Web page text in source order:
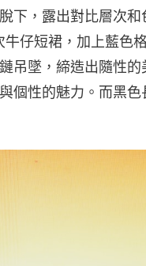
下，露出對比層次和
仔短裙，加上藍色
吊墜，締造出隨性的
個性的魅力。而黑色